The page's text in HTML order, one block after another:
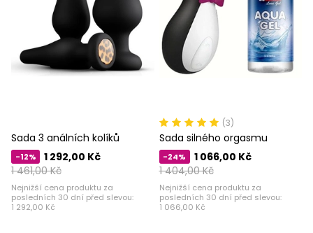
Sada 3 análních kolíků
-12%
1 461,00 Kč
1 292,00 Kč
Nejnižší cena produktu za
posledních 30 dní před slevou:
1 292,00 Kč
(3)
Sada silného orgasmu
-24%
1 404,00 Kč
1 066,00 Kč
Nejnižší cena produktu za
posledních 30 dní před slevou:
1 066,00 Kč